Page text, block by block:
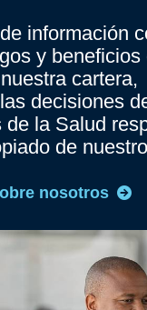
información
y beneficios
cartera,
decisiones
de la Salud
de
nosotros